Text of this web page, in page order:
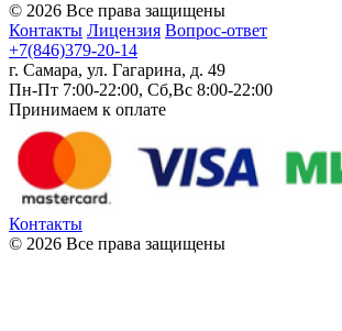
© 2026 Все права защищены
Контакты Лицензия Вопрос-ответ
+7(846)379-20-14
г. Самара, ул. Гагарина, д. 49
Пн-Пт 7:00-22:00, Сб,Вс 8:00-22:00
Принимаем к оплате
Контакты
© 2026 Все права защищены